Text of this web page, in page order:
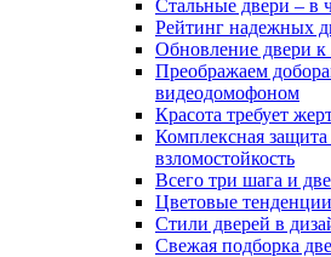
Стальные двери – в
Рейтинг надежных
Обновление двери
Преображаем
видеодомофоном
Красота требует
Комплексная
взломостойкость
Всего три шага и
Цветовые
Стили дверей в
Свежая подборка